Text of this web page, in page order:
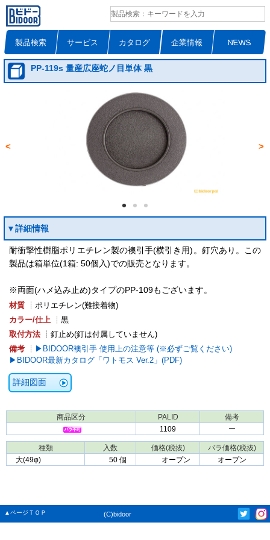
製品検索 サービス カタログ 企業情報 NEWS
PP-119s 量産広座蛇ノ目単体 黒
< >
▼詳細情報
耐衝撃性樹脂ポリエチレン製の襖引手(横引き用)。釘穴あり。この
製品は箱単位(1箱: 50個入)での販売となります。
※両面(ハメ込み止め)タイプのPP-109もございます。
材質
┊ポリエチレン(難接着物)
カラー/仕上
┊黒
取付方法
┊釘止め(釘は付属していません)
備考
┊
BIDOOR襖引手 使用上の注意等 (※必ずご覧ください)
BIDOOR最新カタログ「ワトモス Ver.2」(PDF)
詳細図面
商品区分 PALID
備考
1109
ー
種類 入数 価格(税抜)
バラ価格(税抜)
大(49φ)
50 個 オープン オープン
▲ページＴＯＰ (C)bidoor